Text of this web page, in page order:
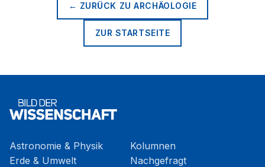
← ZURÜCK ZUARCHÄOLOGIE
ZUR STARTSEITE
Astronomie & Physik
Erde & Umwelt
Kolumnen
Nachgefragt